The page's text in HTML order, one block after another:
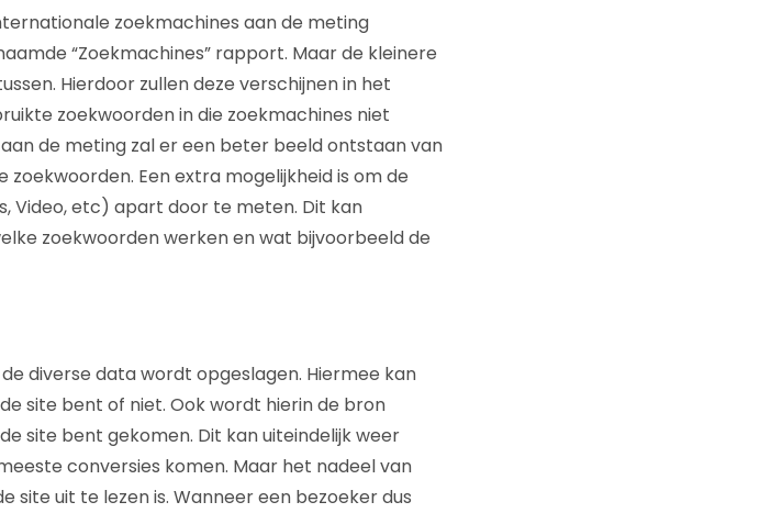
zoekmachines aan de meting
“Zoekmachines” rapport. Maar de kleinere
Hierdoor zullen deze verschijnen in het
zoekwoorden in die zoekmachines niet
de meting zal er een beter beeld ontstaan van
Een extra mogelijkheid is om de
Video, etc) apart door te meten. Dit kan
zoekwoorden werken en wat bijvoorbeeld de
diverse data wordt opgeslagen. Hiermee kan
site bent of niet. Ook wordt hierin de bron
site bent gekomen. Dit kan uiteindelijk weer
conversies komen. Maar het nadeel van
site uit te lezen is. Wanneer een bezoeker dus